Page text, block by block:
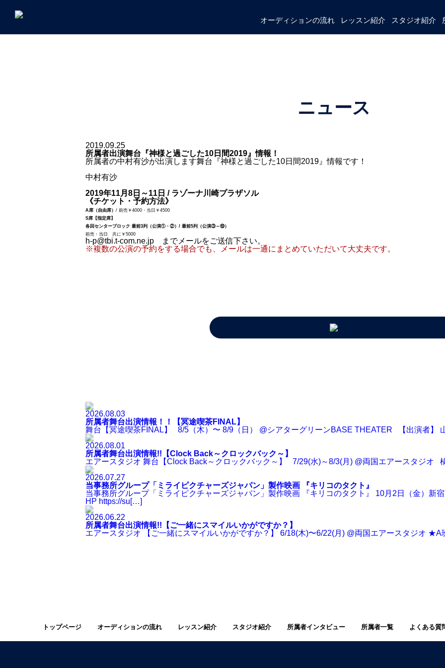
オーディションの流れ レッスン紹介 スタジオ紹介
ニュース
2019.09.25
所属者出演舞台『神様と過ごした10日間2019』情報！
所属者の中村有沙が出演します舞台『神様と過ごした10日間2019』情報です！
中村有沙
2019年11月8日～11日 / ラゾーナ川崎プラザソル
《チケット・予約方法》
A席（自由席） / 前売￥4000・当日￥4500
S席【指定席】
各回センターブロック 最前3列（公演①・②）/ 最前5列（公演③～⑩）
前売・当日 共に￥5000
h-p@tbi.t-com.ne.jp までメールをご送信下さい。
※複数の公演の予約をする場合でも、メールは一通にまとめていただいて大丈夫です。
2026.08.03
所属者舞台出演情報！！【冥途喫茶FINAL】
舞台【冥途喫茶FINAL】 8/5（木）〜 8/9（日） @シアターグリーンBASE THEATER 【出演者
2026.08.01
所属者舞台出演情報!!【Clock Back～クロックバック～】
エアースタジオ 舞台【Clock Back～クロックバック～】 7/29(水)～8/3(月) @両国エアースタジオ
2026.07.27
当事務所グループ「ミライピクチャーズジャパン」製作映画 『キリコのタクト』
当事務所グループ「ミライピクチャーズジャパン」製作映画 『キリコのタクト』 10月2日（金）新
HP https://su[…]
2026.06.22
所属者舞台出演情報!!【ご一緒にスマイルいかがですか？】
エアースタジオ 【ご一緒にスマイルいかがですか？】 6/18(木)〜6/22(月) @両国エアースタジ
トップページ オーディションの流れ レッスン紹介 スタジオ紹介 所属者インタビュー 所属者一覧 よくある質